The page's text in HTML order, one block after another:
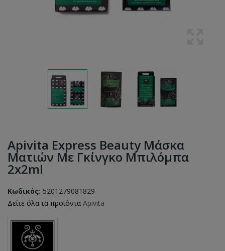
Apivita Express Beauty Μάσκα
Ματιών Με Γκίνγκο Μπιλόμπα
2x2ml
Κωδικός: 5201279081829
Δείτε όλα τα προϊόντα Apivita